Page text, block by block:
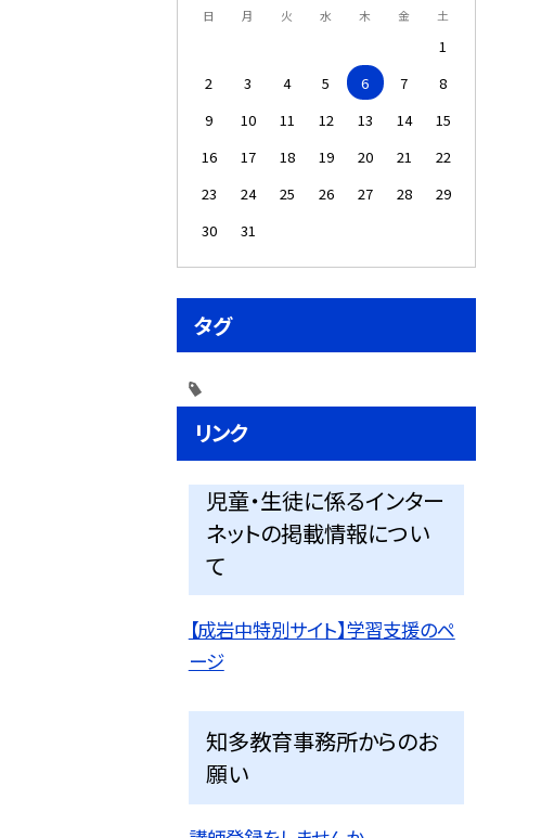
日 月 火 水 木 金 土
1
2
3 4 5 6 7
8
9
10 11 12 13 14
15
16
17 18 19 20 21
22
23
24 25 26 27 28
29
30
31
タグ
リンク
児童・生徒に係るインター
ネットの掲載情報につい
て
【成岩中特別サイト】学習支援のペ
ージ
知多教育事務所からのお
願い